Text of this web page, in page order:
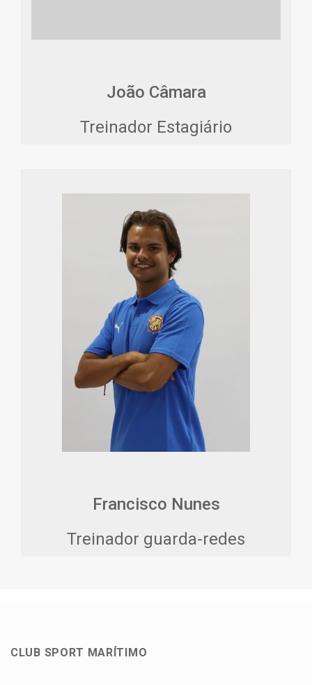
João Câmara
Treinador Estagiário
Francisco Nunes
Treinador guarda-redes
CLUB SPORT MARÍTIMO